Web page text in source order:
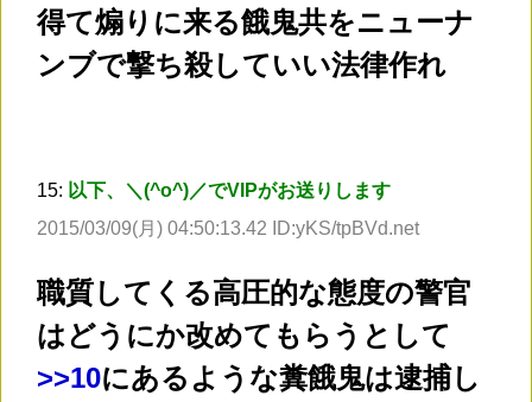
得て煽りに来る餓鬼共をニューナ
ンブで撃ち殺していい法律作れ
15: 以下、＼(^o^)／でVIPがお送りします
2015/03/09(月) 04:50:13.42 ID:yKS/tpBVd.net
職質してくる高圧的な態度の警官
はどうにか改めてもらうとして
>>10にあるような糞餓鬼は逮捕し